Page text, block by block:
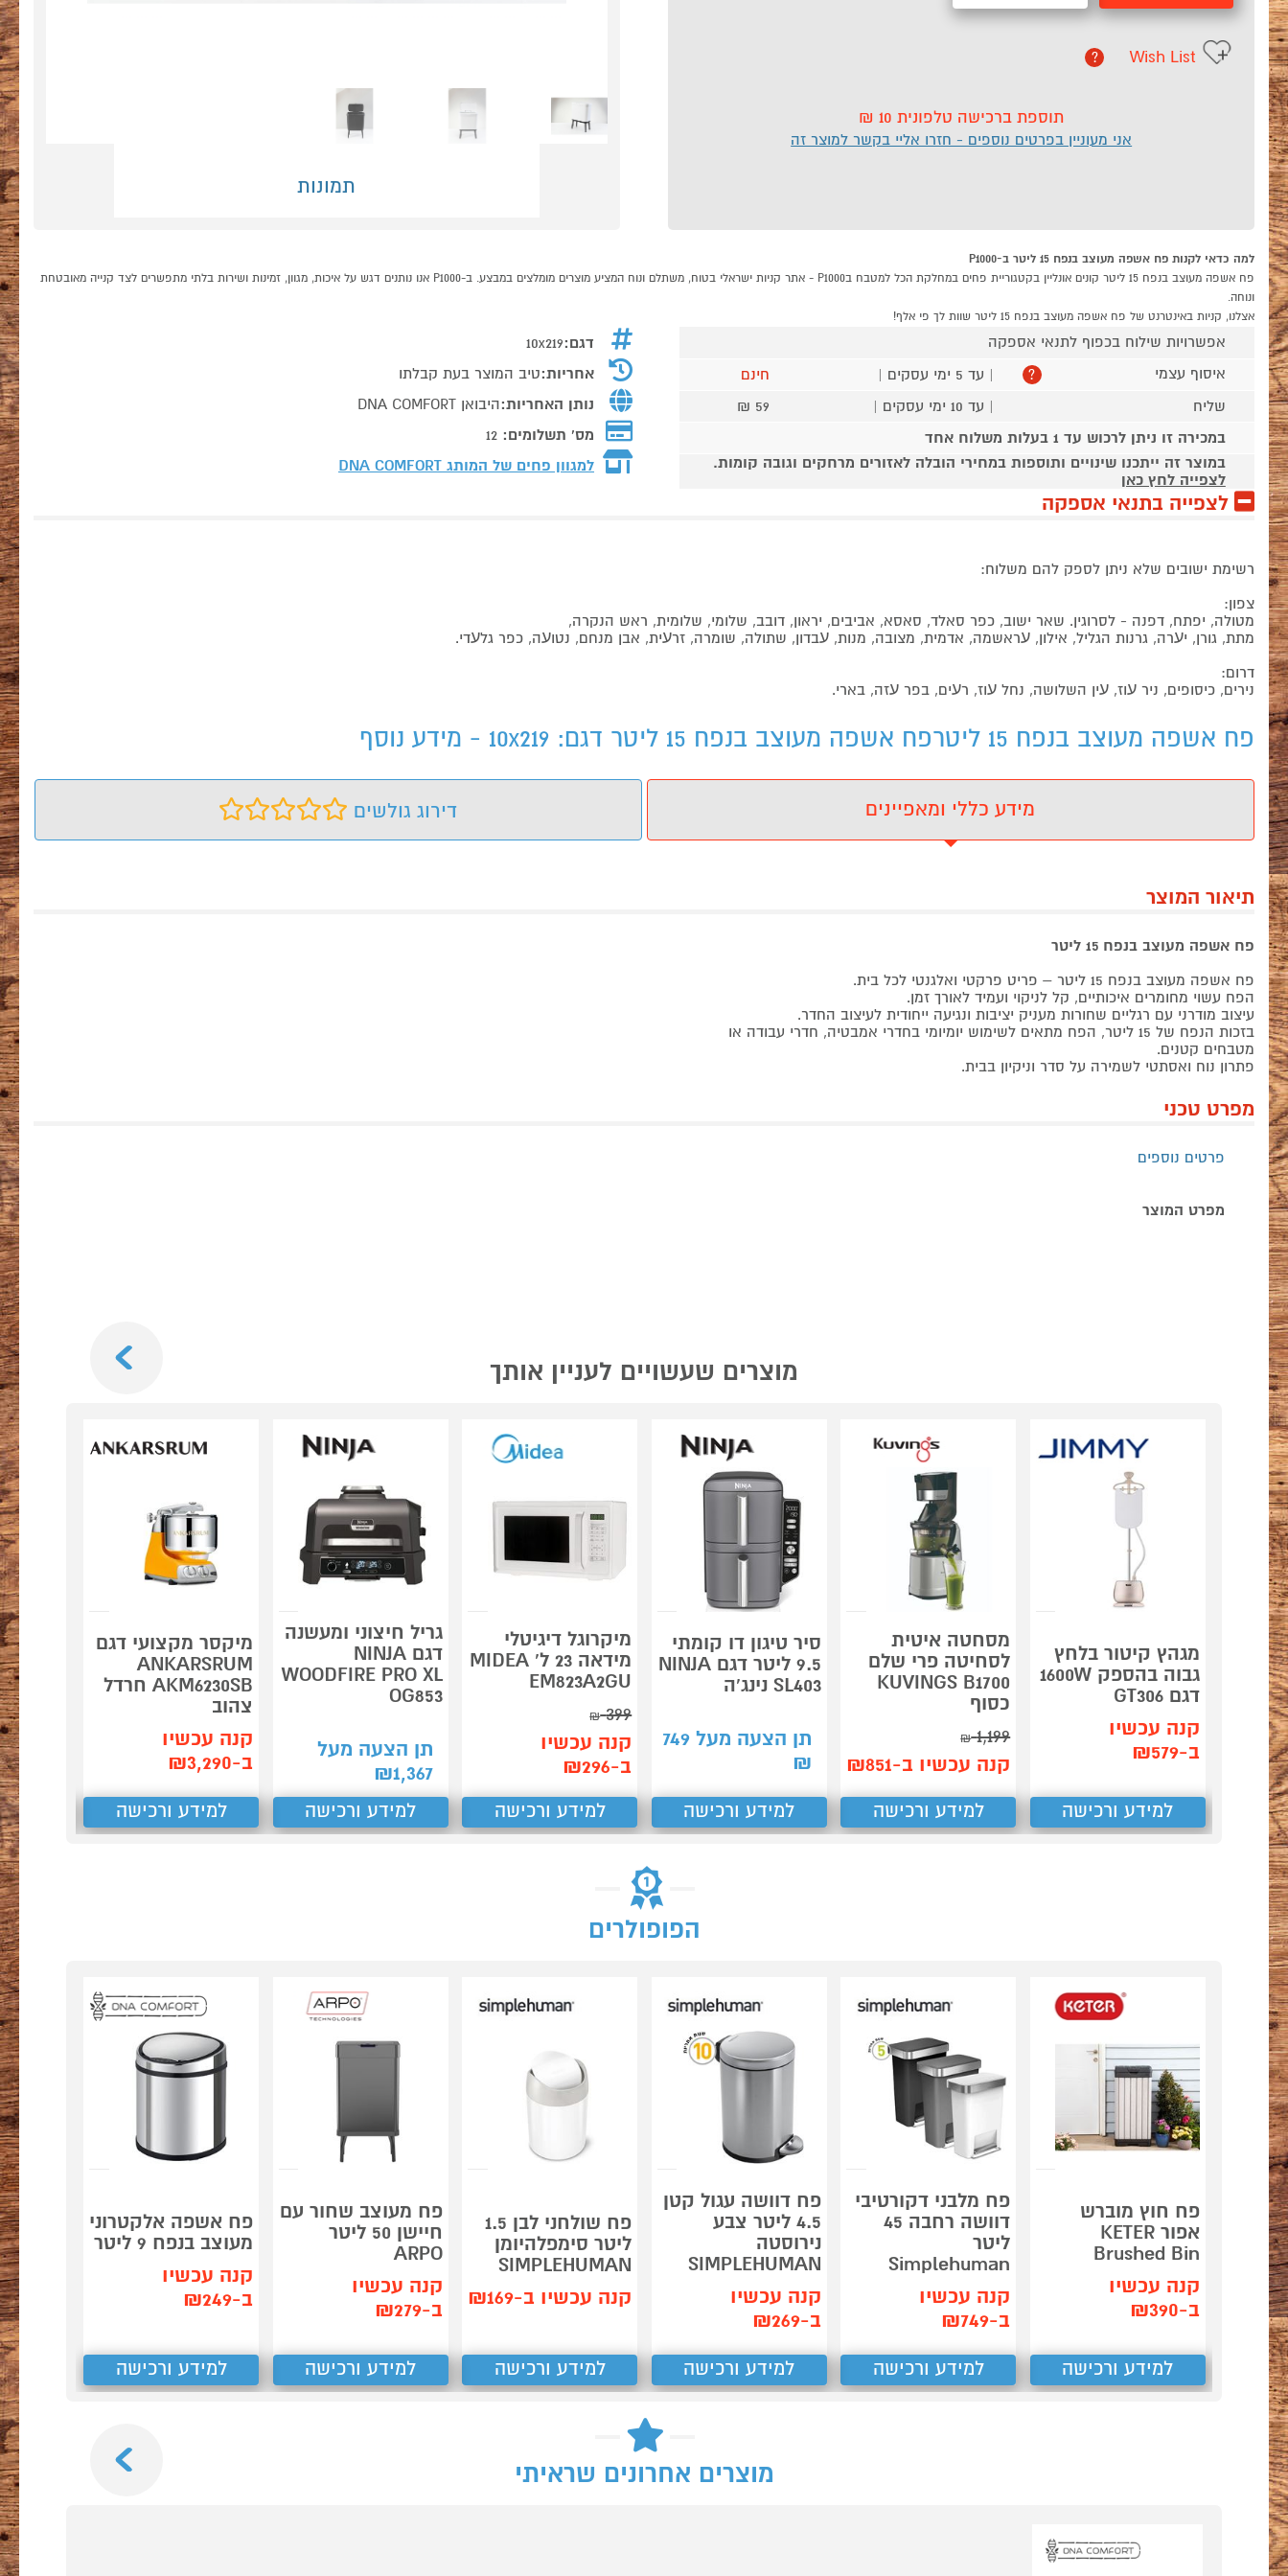
תמונות
Wish List
?
תוספת ברכישה טלפונית 10 ₪
אני מעוניין בפרטים נוספים - חזרו אליי בקשר למוצר זה
למה כדאי לקנות פח אשפה מעוצב בנפח 15 ליטר ב-P1000
פח אשפה מעוצב בנפח 15 ליטר קונים אונליין בקטגוריית פחים במחלקת הכל למטבח בP1000 - אתר קניות ישראלי בטוח, משתלם ונוח המציע מוצרים מומלצים במבצע. ב-P1000 אנו נותנים דגש על איכות, מגוון, זמינות ושירות בלתי מתפשרים לצד קנייה מאובטחת
ונוחה.
אצלנו, קניות באינטרנט של פח אשפה מעוצב בנפח 15 ליטר שוות לך פי אלף!
אפשרויות שילוח בכפוף לתנאי אספקה
איסוף עצמי
? | עד 5 ימי עסקים |
חינם
שליח
| עד 10 ימי עסקים |
59 ₪
במכירה זו ניתן לרכוש עד 1 בעלות משלוח אחד
במוצר זה ייתכנו שינויים ותוספות במחירי הובלה לאזורים מרחקים וגובה קומות.
לצפייה לחץ כאן
דגם:10x219
אחריות:טיב המוצר בעת קבלתו
נותן האחריות:היבואן DNA COMFORT
מס' תשלומים: 12
למגוון פחים של המותג DNA COMFORT
לצפייה בתנאי אספקה
רשימת ישובים שלא ניתן לספק להם משלוח:
צפון:
מטולה, יפתח, דפנה - לסרוגין. שאר ישוב, כפר סאלד, סאסא, אביבים, יראון, דובב, שלומי, שלומית, ראש הנקרה,
מתת, גורן, יﬠרה, גרנות הגליל, אילון, ﬠראשמה, אדמית, מצובה, מנות, ﬠבדון, שתולה, שומרה, זרﬠית, אבן מנחם, נטוﬠה, כפר גלﬠדי.
דרום:
נירים, כיסופים, ניר ﬠוז, ﬠין השלושה, נחל ﬠוז, רﬠים, בפר ﬠזה, בארי.
פח אשפה מעוצב בנפח 15 ליטרפח אשפה מעוצב בנפח 15 ליטר דגם: 10x219 - מידע נוסף
מידע כללי ומאפיינים דירוג גולשים
תיאור המוצר
פח אשפה מעוצב בנפח 15 ליטר
פח אשפה מעוצב בנפח 15 ליטר – פריט פרקטי ואלגנטי לכל בית.
הפח עשוי מחומרים איכותיים, קל לניקוי ועמיד לאורך זמן.
עיצוב מודרני עם רגליים שחורות מעניק יציבות ונגיעה ייחודית לעיצוב החדר.
בזכות הנפח של 15 ליטר, הפח מתאים לשימוש יומיומי בחדרי אמבטיה, חדרי עבודה או
מטבחים קטנים.
פתרון נוח ואסתטי לשמירה על סדר וניקיון בבית.
מפרט טכני
פרטים נוספים
מפרט המוצר
מוצרים שעשויים לעניין אותך
מגהץ קיטור בלחץ
גבוה בהספק 1600W
דגם GT306
קנה עכשיו
ב-₪579
למידע ורכישה
מסחטה איטית
לסחיטה פרי שלם
KUVINGS B1700
כסוף
1,199
₪
קנה עכשיו ב-₪851
למידע ורכישה
סיר טיגון דו קומתי
9.5 ליטר דגם NINJA
SL403 נינג'ה
תן הצעה מעל749
₪
למידע ורכישה
מיקרוגל דיגיטלי
מידאה 23 ל' MIDEA
EM823A2GU
399
₪
קנה עכשיו
ב-₪296
למידע ורכישה
גריל חיצוני ומעשנה
דגם NINJA
WOODFIRE PRO XL
OG853
תן הצעה מעל
1,367
₪
למידע ורכישה
מיקסר מקצועי דגם
ANKARSRUM
AKM6230SB חרדל
צהוב
קנה עכשיו
ב-₪3,290
למידע ורכישה
מארז
של
מתנה*
מגהץ
PRO
GV9821
תן
1,276
הפופולרים
פח חוץ מוברש
אפור KETER
Brushed Bin
קנה עכשיו
ב-₪390
למידע ורכישה
פח מלבני דקורטיבי
דוושה רחבה 45
ליטר
Simplehuman
קנה עכשיו
ב-₪749
למידע ורכישה
פח דוושה עגול קטן
4.5 ליטר צבע
נירוסטה
SIMPLEHUMAN
קנה עכשיו
ב-₪269
למידע ורכישה
פח שולחני לבן 1.5
ליטר סימפלהיומן
SIMPLEHUMAN
קנה עכשיו ב-₪169
למידע ורכישה
פח מעוצב שחור עם
חיישן 50 ליטר
ARPO
קנה עכשיו
ב-₪279
למידע ורכישה
פח אשפה אלקטרוני
מעוצב בנפח 9 ליטר
קנה עכשיו
ב-₪249
למידע ורכישה
מוצרים אחרונים שראיתי